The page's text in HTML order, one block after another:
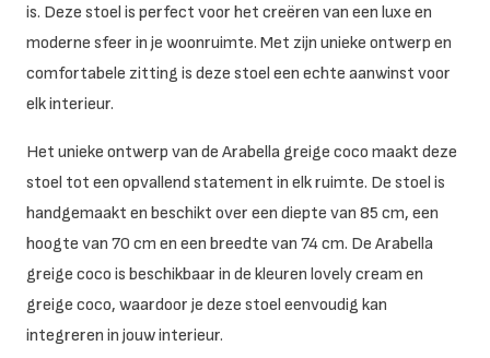
is. Deze stoel is perfect voor het creëren van een luxe en
moderne sfeer in je woonruimte. Met zijn unieke ontwerp en
comfortabele zitting is deze stoel een echte aanwinst voor
elk interieur.
Het unieke ontwerp van de Arabella greige coco maakt deze
stoel tot een opvallend statement in elk ruimte. De stoel is
handgemaakt en beschikt over een diepte van 85 cm, een
hoogte van 70 cm en een breedte van 74 cm. De Arabella
greige coco is beschikbaar in de kleuren lovely cream en
greige coco, waardoor je deze stoel eenvoudig kan
integreren in jouw interieur.